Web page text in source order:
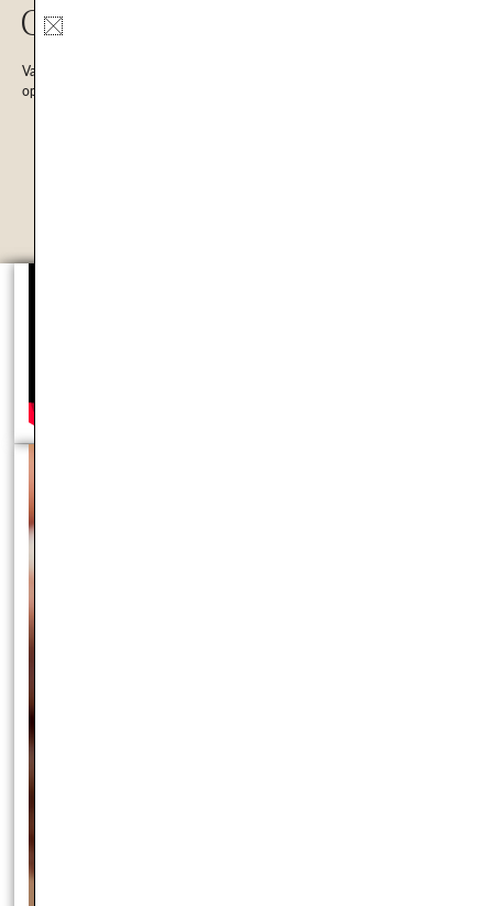
ONLINE HUIDCONSULT
Vanaf nu kan je ook online bij Mijn Huidcoach terecht! Deze huidbegeleiding
op afstand begint met een gratis kennismaking.